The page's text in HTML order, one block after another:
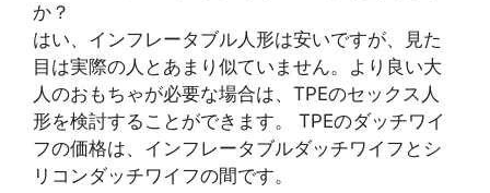
か？
はい、インフレータブル人形は安いですが、見た
目は実際の人とあまり似ていません。より良い大
人のおもちゃが必要な場合は、TPEのセックス人
形を検討することができます。 TPEのダッチワイ
フの価格は、インフレータブルダッチワイフとシ
リコンダッチワイフの間です。